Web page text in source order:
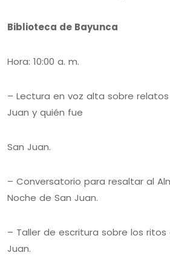
Biblioteca de Bayunca
Hora: 10:00 a. m.
– Lectura en voz alta sobre
Juan y quién fue
San Juan.
– Conversatorio para resaltar al
Noche de San Juan.
– Taller de escritura sobre los ritos
Juan.